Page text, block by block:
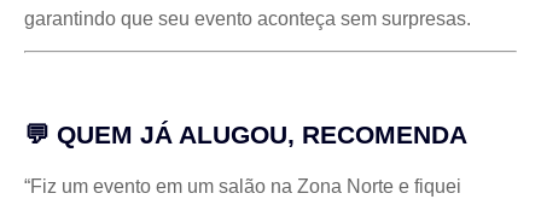
garantindo que seu evento aconteça sem surpresas.
💬 QUEM JÁ ALUGOU, RECOMENDA
“Fiz um evento em um salão na Zona Norte e fiquei